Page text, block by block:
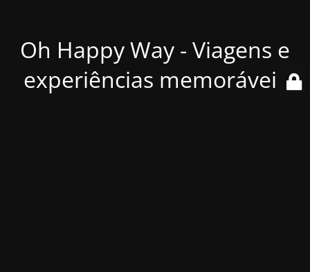
Oh Happy Way - Viagens e
experiências memoráveis